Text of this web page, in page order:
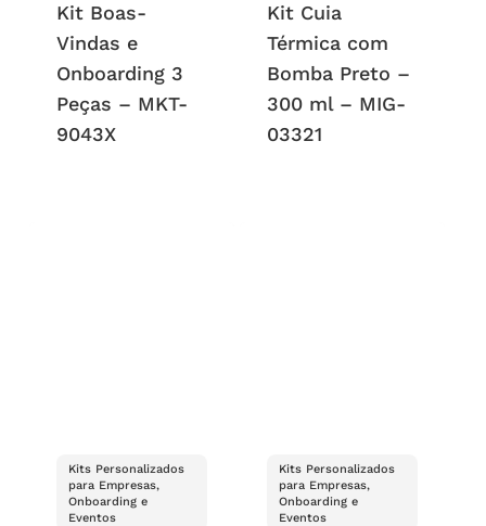
Kit Boas-
Vindas e
Onboarding 3
Peças – MKT-
9043X
Kit Cuia
Térmica com
Bomba Preto –
300 ml – MIG-
03321
Kits Personalizados
para Empresas,
Onboarding e
Eventos
Kits Personalizados
para Empresas,
Onboarding e
Eventos